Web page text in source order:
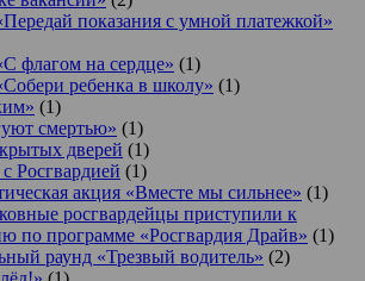
показания с умной платежкой»
флагом на сердце» (1)
ребенка в школу» (1)
(1)
смертью» (1)
дверей (1)
Росгвардией (1)
акция «Вместе мы сильнее» (1)
росгвардейцы приступили к
по программе «Росгвардия Драйв» (1)
раунд «Трезвый водитель» (2)